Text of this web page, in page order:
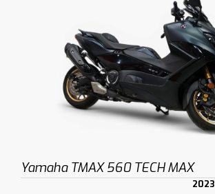
Yamaha TMAX 560 TECH MAX
2023